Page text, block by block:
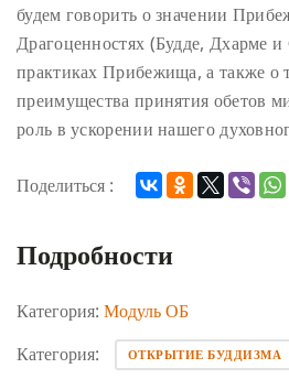
будем говорить о значении
Драгоценностях (Будде, Дхарме
практиках Прибежища, а также о
преимущества принятия обетов
роль в ускорении нашего
Поделиться :
Подробности
Категория: Модуль ОБ
Категория:
ОТКРЫТИЕ БУДДИЗМА